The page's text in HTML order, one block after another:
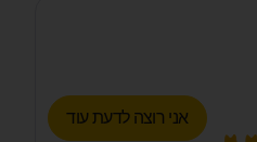
אני רוצה לדעת עוד